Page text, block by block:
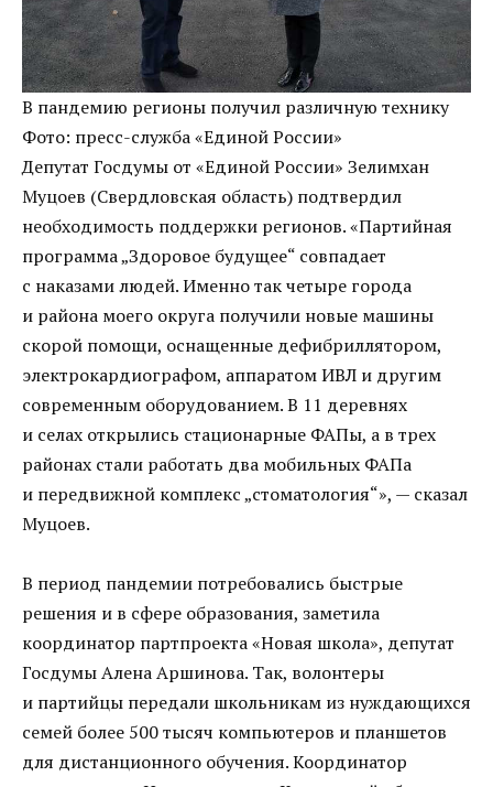
В пандемию регионы получил различную технику
Фото: пресс-служба «Единой России»
Депутат Госдумы от «Единой России» Зелимхан
Муцоев (Свердловская область) подтвердил
необходимость поддержки регионов. «Партийная
программа „Здоровое будущее“ совпадает
с наказами людей. Именно так четыре города
и района моего округа получили новые машины
скорой помощи, оснащенные дефибриллятором,
электрокардиографом, аппаратом ИВЛ и другим
современным оборудованием. В 11 деревнях
и селах открылись стационарные ФАПы, а в трех
районах стали работать два мобильных ФАПа
и передвижной комплекс „стоматология“», — сказал
Муцоев.
В период пандемии потребовались быстрые
решения и в сфере образования, заметила
координатор партпроекта «Новая школа», депутат
Госдумы Алена Аршинова. Так, волонтеры
и партийцы передали школьникам из нуждающихся
семей более 500 тысяч компьютеров и планшетов
для дистанционного обучения. Координатор